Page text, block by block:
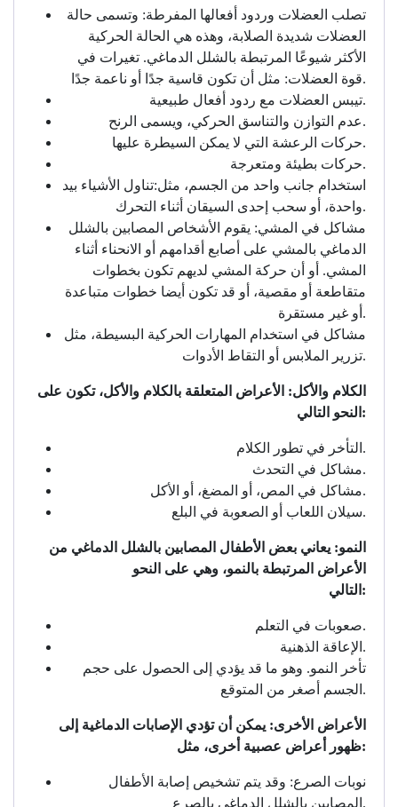
تصلب العضلات وردود أفعالها المفرطة: وتسمى حالة
العضلات شديدة الصلابة، وهذه هي الحالة الحركية
الأكثر شيوعًا المرتبطة بالشلل الدماغي. تغيرات في
قوة العضلات: مثل أن تكون قاسية جدًا أو ناعمة جدًا.
تيبس العضلات مع ردود أفعال طبيعية.
عدم التوازن والتناسق الحركي، ويسمى الرنح.
حركات الرعشة التي لا يمكن السيطرة عليها.
حركات بطيئة ومتعرجة.
استخدام جانب واحد من الجسم، مثل:تناول الأشياء بيد
واحدة، أو سحب إحدى السيقان أثناء التحرك.
مشاكل في المشي: يقوم الأشخاص المصابين بالشلل
الدماغي بالمشي على أصابع أقدامهم أو الانحناء أثناء
المشي. أو أن حركة المشي لديهم تكون بخطوات
متقاطعة أو مقصية، أو قد تكون أيضا خطوات متباعدة
أو غير مستقرة.
مشاكل في استخدام المهارات الحركية البسيطة، مثل
تزرير الملابس أو التقاط الأدوات.
الكلام والأكل: الأعراض المتعلقة بالكلام والأكل، تكون على
النحو التالي:
التأخر في تطور الكلام.
مشاكل في التحدث.
مشاكل في المص، أو المضغ، أو الأكل.
سيلان اللعاب أو الصعوبة في البلع.
النمو: يعاني بعض الأطفال المصابين بالشلل الدماغي من
الأعراض المرتبطة بالنمو، وهي على النحو
التالي:
صعوبات في التعلم.
الإعاقة الذهنية.
تأخر النمو. وهو ما قد يؤدي إلى الحصول على حجم
الجسم أصغر من المتوقع.
الأعراض الأخرى: يمكن أن تؤدي الإصابات الدماغية إلى
ظهور أعراض عصبية أخرى، مثل:
نوبات الصرع: وقد يتم تشخيص إصابة الأطفال
المصابين بالشلل الدماغي بالصرع.